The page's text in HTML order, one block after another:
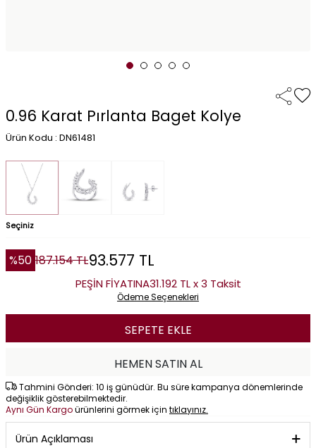
0.96 Karat Pırlanta Baget Kolye
Ürün Kodu : DN61481
Seçiniz
%50 187.154TL93.577 TL
PEŞİN FİYATINA31.192 TL x 3 Taksit
Ödeme Seçenekleri
SEPETE EKLE
HEMEN SATIN AL
Tahmini Gönderi: 10 iş günüdür. Bu süre kampanya dönemlerinde
değişiklik gösterebilmektedir.
Aynı Gün Kargoürünlerini görmek için tıklayınız.
Ürün Açıklaması